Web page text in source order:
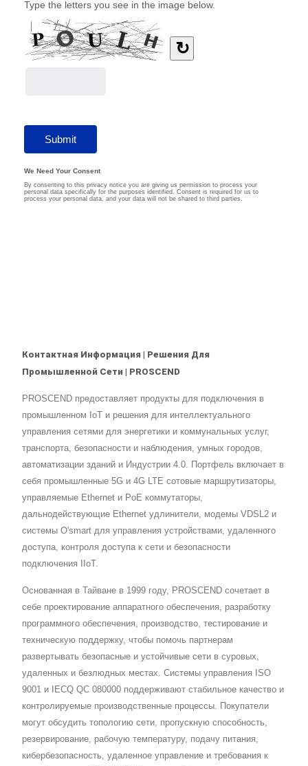
Контактная Информация | Решения Для
Промышленной Сети | PROSCEND
PROSCEND предоставляет продукты для подключения в
промышленном IoT и решения для интеллектуального
управления сетями для энергетики и коммунальных услуг,
транспорта, безопасности и наблюдения, умных городов,
автоматизации зданий и Индустрии 4.0. Портфель включает в
себя промышленные 5G и 4G LTE сотовые маршрутизаторы,
управляемые Ethernet и PoE коммутаторы,
дальнодействующие Ethernet удлинители, модемы VDSL2 и
системы O'smart для управления устройствами, удаленного
доступа, контроля доступа к сети и безопасности
подключения IIoT.
Основанная в Тайване в 1999 году, PROSCEND сочетает в
себе проектирование аппаратного обеспечения, разработку
программного обеспечения, производство, тестирование и
техническую поддержку, чтобы помочь партнерам
развертывать безопасные и устойчивые сети в суровых,
удаленных и безлюдных местах. Системы управления ISO
9001 и IECQ QC 080000 поддерживают стабильное качество и
контролируемые производственные процессы. Покупатели
могут обсудить топологию сети, пропускную способность,
резервирование, рабочую температуру, подачу питания,
кибербезопасность, удаленное управление и требования к